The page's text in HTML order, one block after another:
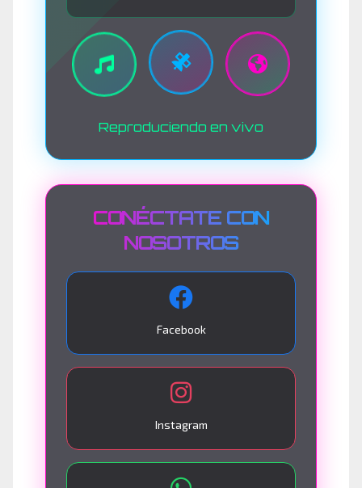
Reproduciendo en vivo
CONÉCTATE CON
NOSOTROS
Facebook
Instagram